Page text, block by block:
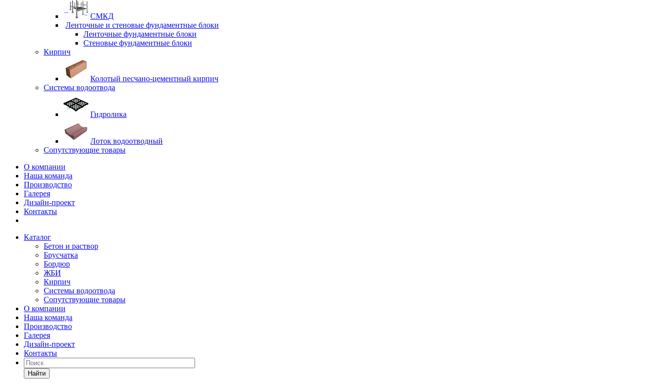
СМКД
Ленточные и стеновые фундаментные блоки
Ленточные фундаментные блоки
Стеновые фундаментные блоки
Кирпич
Колотый песчано-цементный кирпич
Системы водоотвода
Гидролика
Лоток водоотводный
Сопутствующие товары
О компании
Наша команда
Производство
Галерея
Дизайн-проект
Контакты
Каталог
Бетон и раствор
Брусчатка
Бордюр
ЖБИ
Кирпич
Системы водоотвода
Сопутствующие товары
О компании
Наша команда
Производство
Галерея
Дизайн-проект
Контакты
Найти